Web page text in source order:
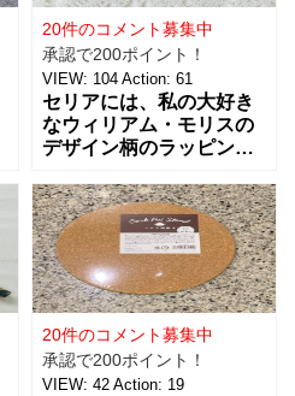
20件のコメント募集中
承認で200ポイント！
VIEW: 104 Action: 61
セリアには、私の大好き
なウィリアム・モリスの
デザイン柄のラッピング
です！【サテンリボンマ
スターピースコレクショ
ン/WM】もとっても素敵
なので、紹介しますね。
サテンリボンの材質は、
ポリエステル。サイズ
は、約幅30㎜ x
20件のコメント募集中
承認で200ポイント！
VIEW: 42 Action: 19